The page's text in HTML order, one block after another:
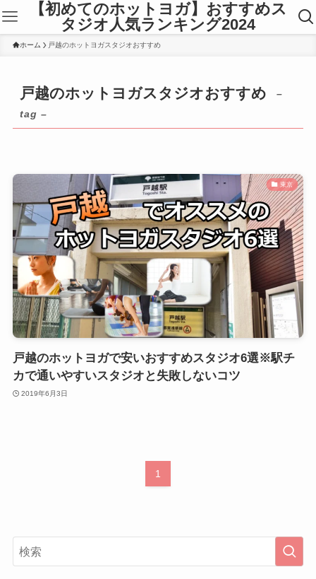
【初めてのホットヨガ】おすすめス
タジオ人気ランキング2024
ホーム 戸越のホットヨガスタジオおすすめ
戸越のホットヨガスタジオおすすめ
–
tag –
東京
戸越のホットヨガで安いおすすめスタジオ6選※駅チ
カで通いやすいスタジオと失敗しないコツ
2019年6月3日
1